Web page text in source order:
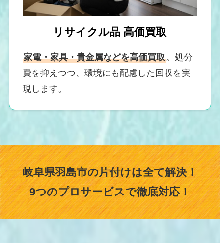
リサイクル品 高価買取
家電・家具・貴金属などを高価買取。処分
費を抑えつつ、環境にも配慮した回収を実
現します。
岐阜県羽島市の片付けは全て解決！
9つのプロサービスで徹底対応！